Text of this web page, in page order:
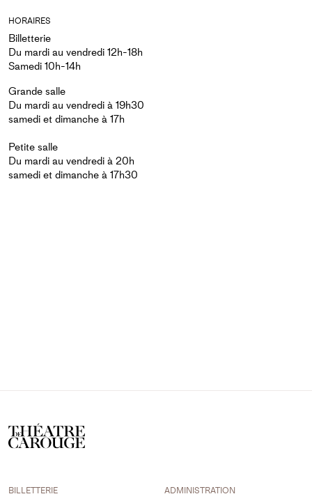
HORAIRES
Billetterie
Du mardi au vendredi 12h-18h
Samedi 10h-14h
Grande salle
Du mardi au vendredi à 19h30
samedi et dimanche à 17h
Petite salle
Du mardi au vendredi à 20h
samedi et dimanche à 17h30
BILLETTERIE ADMINISTRATION